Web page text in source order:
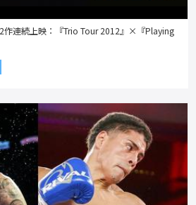
2作連続上映：『Trio Tour 2012』×『Playing